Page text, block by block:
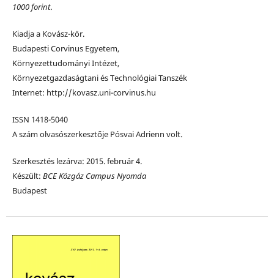
1000 forint.
Kiadja a Kovász-kör.
Budapesti Corvinus Egyetem,
Környezettudományi Intézet,
Környezetgazdaságtani és Technológiai Tanszék
Internet: http://kovasz.uni-corvinus.hu
ISSN 1418-5040
A szám olvasószerkesztője Pósvai Adrienn volt.
Szerkesztés lezárva: 2015. február 4.
Készült: BCE Közgáz Campus Nyomda
Budapest